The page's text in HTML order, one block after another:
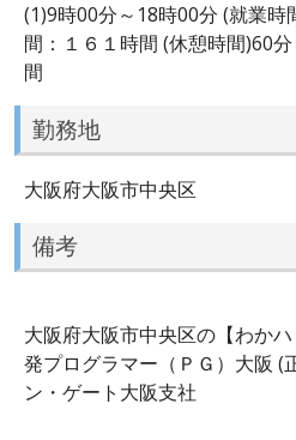
(1)9時00分～18時00分 (就業
間：１６１時間 (休憩時間)60
間
勤務地
大阪府大阪市中央区
備考
大阪府大阪市中央区の【わか
発プログラマー（ＰＧ）大阪 (
ン・ゲート大阪支社